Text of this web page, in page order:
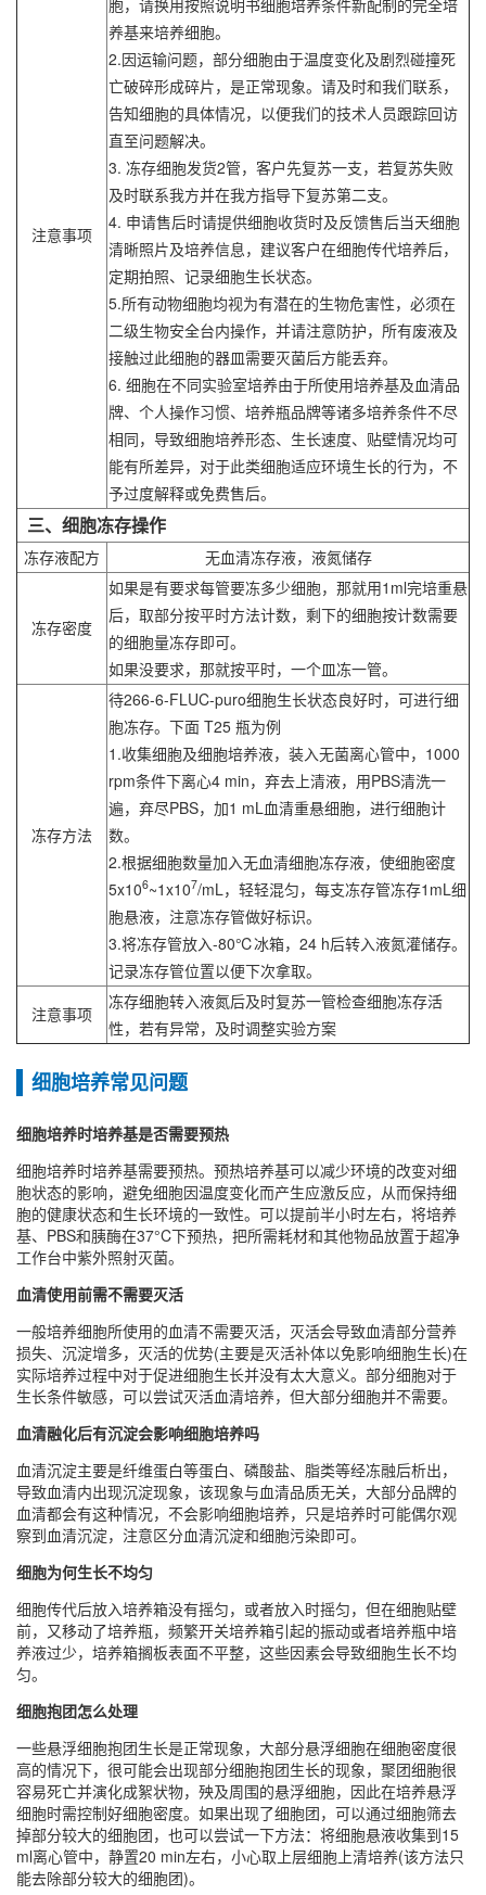
注意事项
养基来培养细胞。
2.因运输问题，部分细胞由于温度变化及剧烈碰撞死
亡破碎形成碎片，是正常现象。请及时和我们联系，
告知细胞的具体情况，以便我们的技术人员跟踪回访
直至问题解决。
3. 冻存细胞发货2管，客户先复苏一支，若复苏失败
及时联系我方并在我方指导下复苏第二支。
4. 申请售后时请提供细胞收货时及反馈售后当天细胞
清晰照片及培养信息，建议客户在细胞传代培养后，
定期拍照、记录细胞生长状态。
5.所有动物细胞均视为有潜在的生物危害性，必须在
二级生物安全台内操作，并请注意防护，所有废液及
接触过此细胞的器皿需要灭菌后方能丢弃。
6. 细胞在不同实验室培养由于所使用培养基及血清品
牌、个人操作习惯、培养瓶品牌等诸多培养条件不尽
相同，导致细胞培养形态、生长速度、贴壁情况均可
能有所差异，对于此类细胞适应环境生长的行为，不
予过度解释或免费售后。
三、细胞冻存操作
冻存液配方 无血清冻存液，液氮储存
冻存密度
如果是有要求每管要冻多少细胞，那就用1ml完培重悬
后，取部分按平时方法计数，剩下的细胞按计数需要
的细胞量冻存即可。
如果没要求，那就按平时，一个皿冻一管。
冻存方法
待266-6-FLUC-puro细胞生长状态良好时，可进行细
胞冻存。下面 T25 瓶为例
1.收集细胞及细胞培养液，装入无菌离心管中，1000
rpm条件下离心4 min，弃去上清液，用PBS清洗一
遍，弃尽PBS，加1 mL血清重悬细胞，进行细胞计
数。
2.根据细胞数量加入无血清细胞冻存液，使细胞密度
5x106~1x107/mL，轻轻混匀，每支冻存管冻存1mL细
胞悬液，注意冻存管做好标识。
3.将冻存管放入-80℃冰箱，24 h后转入液氮灌储存。
记录冻存管位置以便下次拿取。
注意事项
冻存细胞转入液氮后及时复苏一管检查细胞冻存活
性，若有异常，及时调整实验方案
细胞培养常见问题
细胞培养时培养基是否需要预热
细胞培养时培养基需要预热‌。预热培养基可以减少环境的改变对细
胞状态的影响，避免细胞因温度变化而产生应激反应，从而保持细
胞的健康状态和生长环境的一致性‌。可以提前半小时左右，将培养
基、PBS和胰酶在37°C下预热，把所需耗材和其他物品放置于超净
工作台中紫外照射灭菌。
血清使用前需不需要灭活
一般培养细胞所使用的血清不需要灭活，灭活会导致血清部分营养
损失、沉淀增多，灭活的优势(主要是灭活补体以免影响细胞生长)在
实际培养过程中对于促进细胞生长并没有太大意义。部分细胞对于
生长条件敏感，可以尝试灭活血清培养，但大部分细胞并不需要。
血清融化后有沉淀会影响细胞培养吗
血清沉淀主要是纤维蛋白等蛋白、磷酸盐、脂类等经冻融后析出，
导致血清内出现沉淀现象，该现象与血清品质无关，大部分品牌的
血清都会有这种情况，不会影响细胞培养，只是培养时可能偶尔观
察到血清沉淀，注意区分血清沉淀和细胞污染即可。
细胞为何生长不均匀
细胞传代后放入培养箱没有摇匀，或者放入时摇匀，但在细胞贴壁
前，又移动了培养瓶，频繁开关培养箱引起的振动或者培养瓶中培
养液过少，培养箱搁板表面不平整，这些因素会导致细胞生长不均
匀。
细胞抱团怎么处理
一些悬浮细胞抱团生长是正常现象，大部分悬浮细胞在细胞密度很
高的情况下，很可能会出现部分细胞抱团生长的现象，聚团细胞很
容易死亡并演化成絮状物，殃及周围的悬浮细胞，因此在培养悬浮
细胞时需控制好细胞密度。如果出现了细胞团，可以通过细胞筛去
掉部分较大的细胞团，也可以尝试一下方法：将细胞悬液收集到15
ml离心管中，静置20 min左右，小心取上层细胞上清培养(该方法只
能去除部分较大的细胞团)。